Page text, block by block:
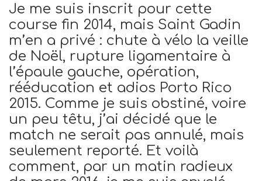
Je me suis inscrit pour cette
course fin 2014, mais Saint Gadin
m’en a privé : chute à vélo la veille
de Noël, rupture ligamentaire à
l’épaule gauche, opération,
rééducation et adios Porto Rico
2015. Comme je suis obstiné, voire
un peu têtu, j’ai décidé que le
match ne serait pas annulé, mais
seulement reporté. Et voilà
comment, par un matin radieux